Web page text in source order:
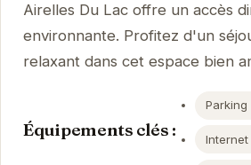
Airelles Du Lac offre un accès
environnante. Profitez d'un
relaxant dans cet espace bien
Équipements clés :
Parking
Internet